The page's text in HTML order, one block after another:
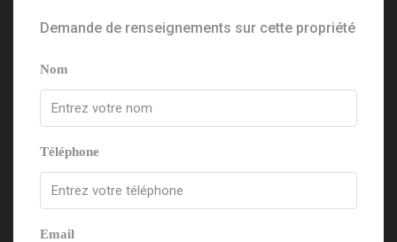
Demande de renseignements sur cette propriété
Nom
Téléphone
Email